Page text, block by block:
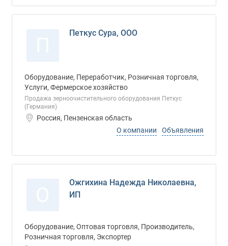
Петкус Сура, ООО
Оборудование, Переработчик, Розничная торговля,
Услуги, Фермерское хозяйство
Продажа зерноочистительного оборудования Петкус
(Германия)
Россия, Пензенская область
О компании
Объявления
Ожгихина Надежда Николаевна,
ИП
Оборудование, Оптовая торговля, Производитель,
Розничная торговля, Экспортер